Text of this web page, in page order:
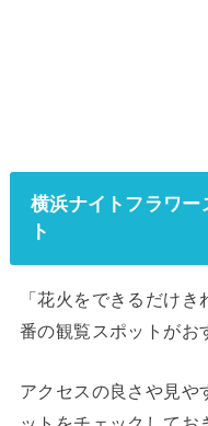
横浜ナイトフラワー
ト
「花火をできるだけ
番の観覧スポットがお
アクセスの良さや見や